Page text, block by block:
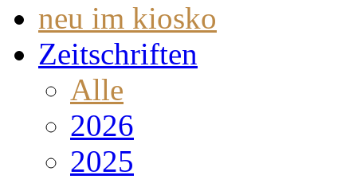
neu im kiosko
Zeitschriften
Alle
2026
2025